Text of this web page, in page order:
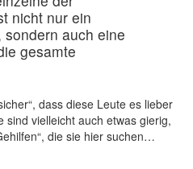
nicht nur ein
auch eine
gesamte
dass diese Leute es lieber
sind vielleicht auch etwas gierig,
die sie hier suchen…